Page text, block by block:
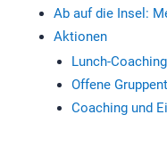
Ab auf die Insel:
Aktionen
Lunch-Coaching
Offene
Coaching und